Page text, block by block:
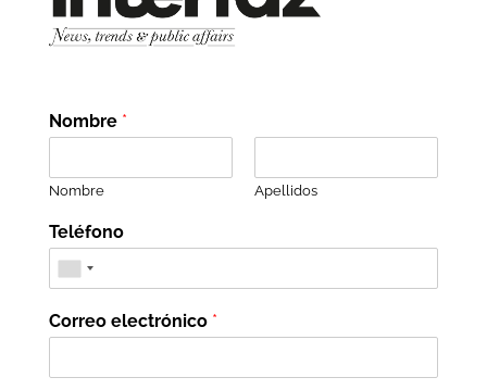
Nombre *
Nombre Apellidos
Teléfono
Correo electrónico *